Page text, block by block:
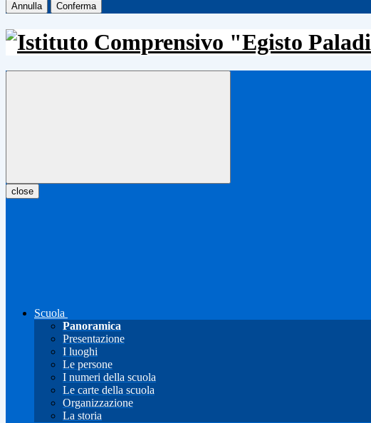
Annulla Conferma
close
Scuola
Panoramica
Presentazione
I luoghi
Le persone
I numeri della scuola
Le carte della scuola
Organizzazione
La storia